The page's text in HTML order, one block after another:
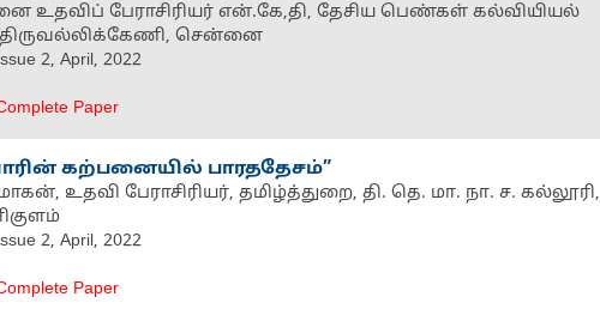
உதவிப் பேராசிரியர் என்.கே,தி, தேசிய பெண்கள் கல்வியியல்
திருவல்லிக்கேணி, சென்னை
2, April, 2022
Paper
கற்பனையில் பாரததேசம்”
உதவி பேராசிரியர், தமிழ்த்துறை, தி. தெ. மா. நா. ச. கல்லூரி,
2, April, 2022
Paper